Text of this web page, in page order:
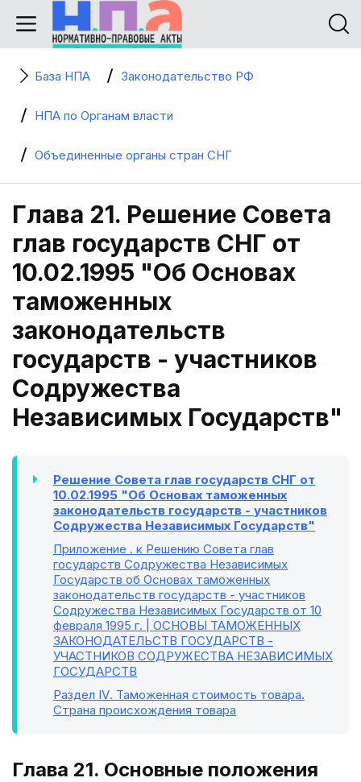
База НПА Законодательство РФ
НПА по Органам власти
Объединенные органы стран СНГ
Глава 21. Решение Совета
глав государств СНГ от
10.02.1995 "Об Основах
таможенных
законодательств
государств - участников
Содружества
Независимых Государств"
Решение Совета глав государств СНГ от
10.02.1995 "Об Основах таможенных
законодательств государств - участников
Содружества Независимых Государств"
Приложение . к Решению Совета глав
государств Содружества Независимых
Государств об Основах таможенных
законодательств государств - участников
Содружества Независимых Государств от 10
февраля 1995 г. | ОСНОВЫ ТАМОЖЕННЫХ
ЗАКОНОДАТЕЛЬСТВ ГОСУДАРСТВ -
УЧАСТНИКОВ СОДРУЖЕСТВА НЕЗАВИСИМЫХ
ГОСУДАРСТВ
Раздел IV. Таможенная стоимость товара.
Страна происхождения товара
Глава 21. Основные положения